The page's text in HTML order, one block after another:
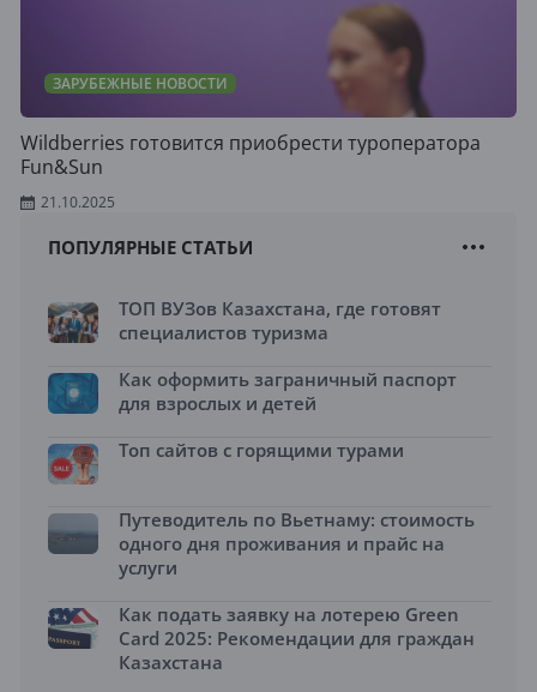
ЗАРУБЕЖНЫЕ НОВОСТИ
Wildberries готовится приобрести туроператора
Fun&Sun
21.10.2025
ПОПУЛЯРНЫЕ СТАТЬИ
ТОП ВУЗов Казахстана, где готовят
специалистов туризма
Как оформить заграничный паспорт
для взрослых и детей
Топ сайтов с горящими турами
Путеводитель по Вьетнаму: стоимость
одного дня проживания и прайс на
услуги
Как подать заявку на лотерею Green
Card 2025: Рекомендации для граждан
Казахстана